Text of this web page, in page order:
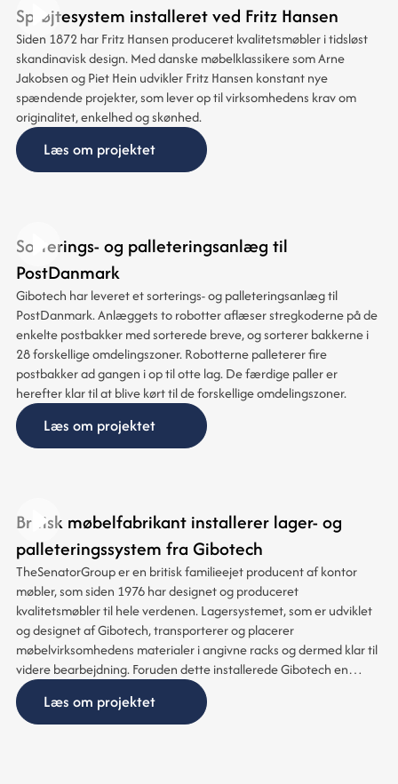
Sprøjtesystem installeret ved Fritz Hansen
Siden 1872 har Fritz Hansen produceret kvalitetsmøbler i tidsløst
skandinavisk design. Med danske møbelklassikere som Arne
Jakobsen og Piet Hein udvikler Fritz Hansen konstant nye
spændende projekter, som lever op til virksomhedens krav om
originalitet, enkelhed og skønhed.
Læs om projektet
Sorterings- og palleteringsanlæg til
PostDanmark
Gibotech har leveret et sorterings- og palleteringsanlæg til
PostDanmark. Anlæggets to robotter aflæser stregkoderne på de
enkelte postbakker med sorterede breve, og sorterer bakkerne i
28 forskellige omdelingszoner. Robotterne palleterer fire
postbakker ad gangen i op til otte lag. De færdige paller er
herefter klar til at blive kørt til de forskellige omdelingszoner.
Læs om projektet
Britisk møbelfabrikant installerer lager- og
palleteringssystem fra Gibotech
TheSenatorGroup er en britisk familieejet producent af kontor
møbler, som siden 1976 har designet og produceret
kvalitetsmøbler til hele verdenen. Lagersystemet, som er udviklet
og designet af Gibotech, transporterer og placerer
møbelvirksomhedens materialer i angivne racks og dermed klar til
videre bearbejdning. Foruden dette installerede Gibotech en
palleteringsløsning, hvori virksomhedens bearbejdede
træprodukter kunne stables på paller med stor præcision og
hastighed.
Læs om projektet